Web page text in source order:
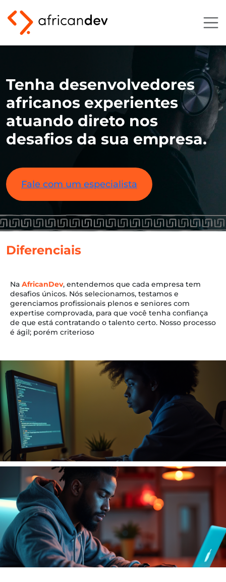
Tenha desenvolvedores
africanos experientes
atuando direto nos
desafios da sua empresa.
Fale com um especialista
Diferenciais
Na AfricanDev, entendemos que cada empresa tem
desafios únicos. Nós selecionamos, testamos e
gerenciamos profissionais plenos e seniores com
expertise comprovada, para que você tenha confiança
de que está contratando o talento certo. Nosso processo
é ágil; porém criterioso